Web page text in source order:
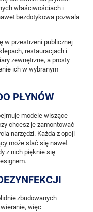
właściwościach i
bezdotykowa pozwala
w przestrzeni publicznej –
restauracjach i
zewnętrzne, a prosty
ich w wybranym
PŁYNÓW
modele wiszące
chcesz je zamontować
narzędzi. Każda z opcji
może stać się nawet
z nich pięknie się
zbudowanych
więc